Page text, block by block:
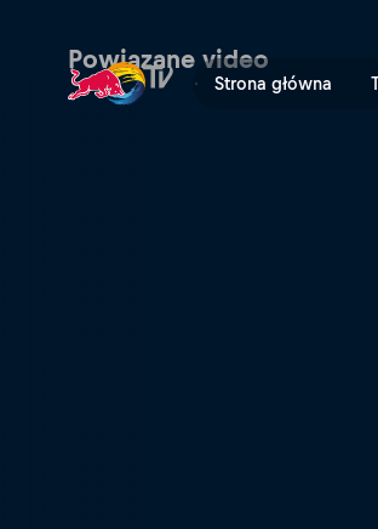
Strona główna
Powtórka Rajdu
Powiązane video